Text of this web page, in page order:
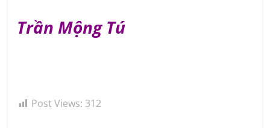
Trần Mộng Tú
Post Views: 312